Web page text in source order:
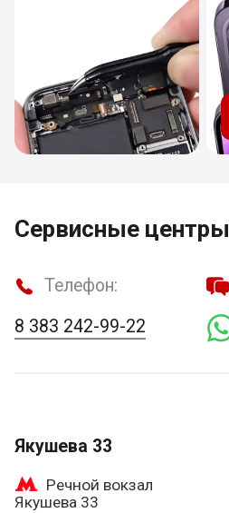
Сервисные центры
Телефон:
8 383 242-99-22
Якушева 33
Речной вокзал
Якушева 33